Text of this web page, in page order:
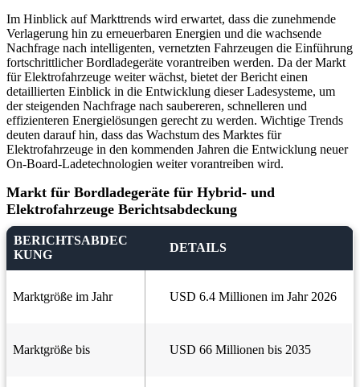
Im Hinblick auf Markttrends wird erwartet, dass die zunehmende
Verlagerung hin zu erneuerbaren Energien und die wachsende
Nachfrage nach intelligenten, vernetzten Fahrzeugen die Einführung
fortschrittlicher Bordladegeräte vorantreiben werden. Da der Markt
für Elektrofahrzeuge weiter wächst, bietet der Bericht einen
detaillierten Einblick in die Entwicklung dieser Ladesysteme, um
der steigenden Nachfrage nach saubereren, schnelleren und
effizienteren Energielösungen gerecht zu werden. Wichtige Trends
deuten darauf hin, dass das Wachstum des Marktes für
Elektrofahrzeuge in den kommenden Jahren die Entwicklung neuer
On-Board-Ladetechnologien weiter vorantreiben wird.
Markt für Bordladegeräte für Hybrid- und
Elektrofahrzeuge Berichtsabdeckung
BERICHTSABDEC
KUNG
DETAILS
Marktgröße im Jahr USD 6.4 Millionen im Jahr 2026
Marktgröße bis USD 66 Millionen bis 2035